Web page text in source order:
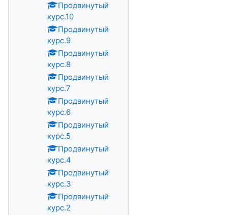
Продвинутый
курс.10
Продвинутый
курс.9
Продвинутый
курс.8
Продвинутый
курс.7
Продвинутый
курс.6
Продвинутый
курс.5
Продвинутый
курс.4
Продвинутый
курс.3
Продвинутый
курс.2